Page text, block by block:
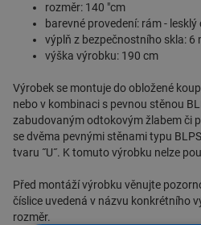
rozměr: 140 "cm
barevné provedení: rám -
výplň z bezpečnostního skla: 6
výška výrobku: 190 cm
Výrobek se montuje do obložené
nebo v kombinaci s pevnou stěnou
zabudovaným odtokovým žlabem či
se dvěma pevnými stěnami typu
tvaru ˝U˝. K tomuto výrobku nelze
Před montáží výrobku věnujte
číslice uvedená v názvu konkrétního
rozměr.